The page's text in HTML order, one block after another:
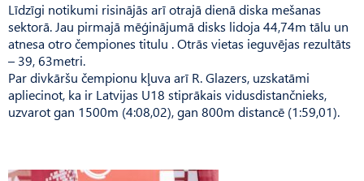
Līdzīgi notikumi risinājās arī otrajā dienā diska mešanas
sektorā. Jau pirmajā mēģinājumā disks lidoja 44,74m tālu un
atnesa otro čempiones titulu . Otrās vietas ieguvējas rezultāts
– 39, 63metri.
Par divkāršu čempionu kļuva arī R. Glazers, uzskatāmi
apliecinot, ka ir Latvijas U18 stiprākais vidusdistančnieks,
uzvarot gan 1500m (4:08,02), gan 800m distancē (1:59,01).